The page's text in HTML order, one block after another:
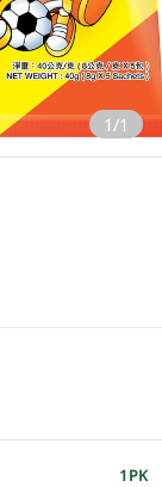
1/1
1PK